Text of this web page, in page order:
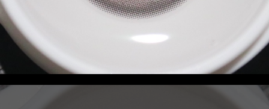
联系我们
资讯动态